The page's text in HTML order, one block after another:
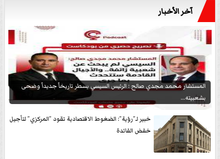
آخر الأخبار
المستشار محمد مجدي صالح : الرئيس السيسي يسطر تاريخاً جديداً وضحى
بشعبيته...
خبير لـ”رؤية”: الضغوط الاقتصادية تقود ”المركزي” لتأجيل
خفض الفائدة